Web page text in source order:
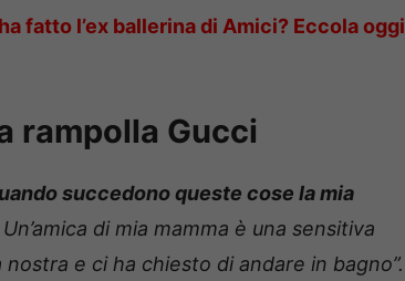
fatto l’ex ballerina di Amici? Eccola oggi
rampolla Gucci
succedono queste cose la mia
Un’amica di mia mamma è una sensitiva
e ci ha chiesto di andare in bagno”.